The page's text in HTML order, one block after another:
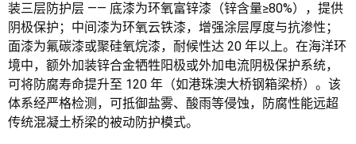
装三层防护层 —— 底漆为环氧富锌漆（锌含量≥80%），提供
阴极保护；中间漆为环氧云铁漆，增强涂层厚度与抗渗性；
面漆为氟碳漆或聚硅氧烷漆，耐候性达 20 年以上。在海洋环
境中，额外加装锌合金牺牲阳极或外加电流阴极保护系统，
可将防腐寿命提升至 120 年（如港珠澳大桥钢箱梁桥）。该
体系经严格检测，可抵御盐雾、酸雨等侵蚀，防腐性能远超
传统混凝土桥梁的被动防护模式。